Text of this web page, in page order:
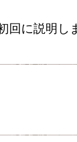
回に説明し